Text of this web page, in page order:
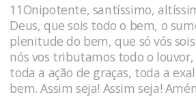
11Onipotente, santíssimo,
Deus, que sois todo o bem, o
plenitude do bem, que só vós sois
nós vos tributamos todo o
toda a ação de graças, toda a
bem. Assim seja! Assim seja!